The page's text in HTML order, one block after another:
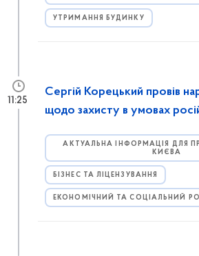
УТРИМАННЯ БУДИНКУ
Сергій Корецький провів
щодо захисту в умовах
АКТУАЛЬНА ІНФОРМАЦІЯ ДЛЯ
КИЄВА
БІЗНЕС ТА ЛІЦЕНЗУВАННЯ
ЕКОНОМІЧНИЙ ТА СОЦІАЛЬНИЙ
11:25